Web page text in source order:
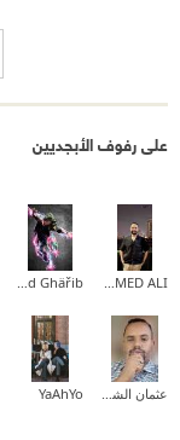
على رفوف الأبجديين
MOHAMED ALI
Møhämệd Ghäřib
عثمان الشيخ خضر النور YaAhYo